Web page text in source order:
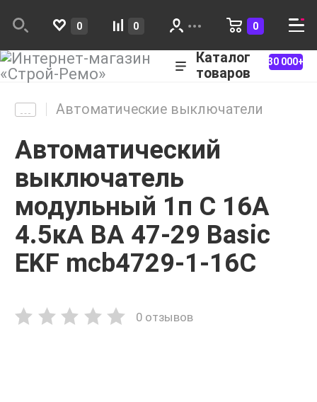
0 0 0
Каталог
товаров
30 000+
Автоматические выключатели
Автоматический
выключатель
модульный 1п C 16А
4.5кА ВА 47-29 Basic
EKF mcb4729-1-16C
0 отзывов